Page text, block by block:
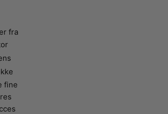
fra
fine